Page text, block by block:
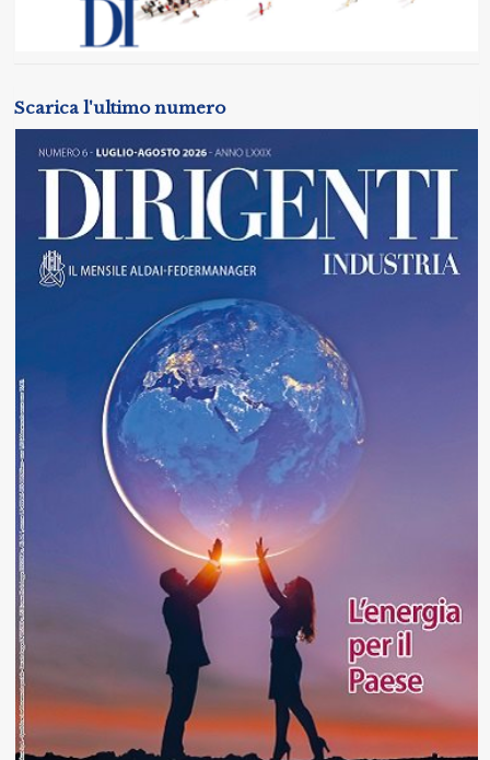
Scarica l'ultimo numero